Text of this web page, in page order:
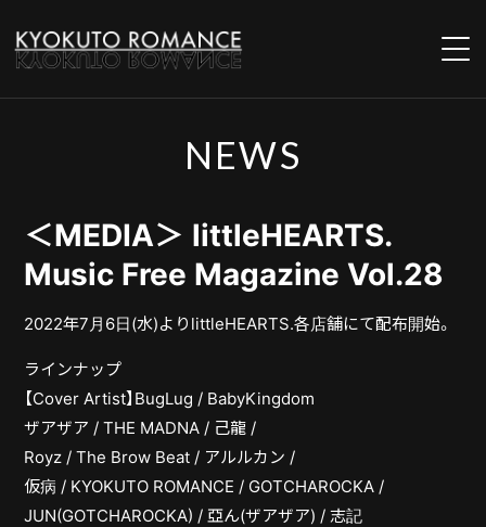
INSTORE
MOVIES
BIOGRAPHY
DISCOGRAPHY
CONTACT
NEWS
＜MEDIA＞ littleHEARTS.
Music Free Magazine Vol.28
2022年7月6日(水)よりlittleHEARTS.各店舗にて配布開始。
ラインナップ
【Cover Artist】BugLug / BabyKingdom
ザアザア / THE MADNA / 己龍 /
Royz / The Brow Beat / アルルカン /
仮病 / KYOKUTO ROMANCE / GOTCHAROCKA /
JUN(GOTCHAROCKA) / 亞ん(ザアザア) / 志記